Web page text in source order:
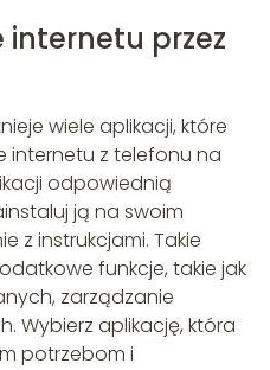
internetu przez
wiele aplikacji, które
internetu z telefonu na
odpowiednią
ją na swoim
z instrukcjami. Takie
funkcje, takie jak
zarządzanie
Wybierz aplikację, która
potrzebom i